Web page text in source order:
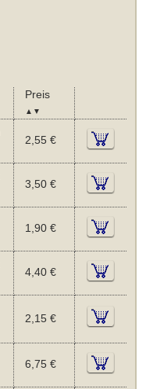
Preis
▲▼
2,55 €
3,50 €
1,90 €
4,40 €
2,15 €
6,75 €